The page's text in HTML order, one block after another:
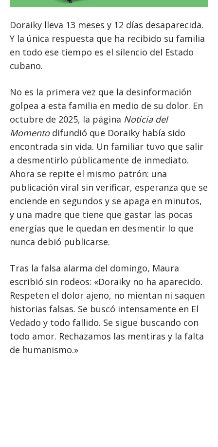
Doraiky lleva 13 meses y 12 días desaparecida.
Y la única respuesta que ha recibido su familia
en todo ese tiempo es el silencio del Estado
cubano.
No es la primera vez que la desinformación
golpea a esta familia en medio de su dolor. En
octubre de 2025, la página Noticia del
Momentodifundió que Doraiky había sido
encontrada sin vida. Un familiar tuvo que salir
a desmentirlo públicamente de inmediato.
Ahora se repite el mismo patrón: una
publicación viral sin verificar, esperanza que se
enciende en segundos y se apaga en minutos,
y una madre que tiene que gastar las pocas
energías que le quedan en desmentir lo que
nunca debió publicarse.
Tras la falsa alarma del domingo, Maura
escribió sin rodeos: «Doraiky no ha aparecido.
Respeten el dolor ajeno, no mientan ni saquen
historias falsas. Se buscó intensamente en El
Vedado y todo fallido. Se sigue buscando con
todo amor. Rechazamos las mentiras y la falta
de humanismo.»